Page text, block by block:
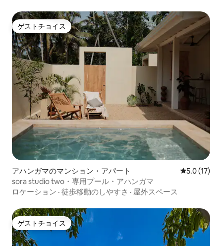
ゲストチョイス
ゲストチョイス
アハンガマのマンション・アパート レビュー17
5.0 (17)
sora studio two・専用プール・アハンガマ
ロケーション · 徒歩移動のしやすさ · 屋外スペース
ゲストチョイス
ゲストチョイス